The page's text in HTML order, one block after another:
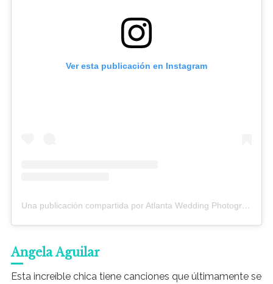
Ver esta publicación en Instagram
Una publicación compartida por Atlanta Wedding Photographers (@loveandstory_photo)
Angela Aguilar
Esta increíble chica tiene canciones que últimamente se